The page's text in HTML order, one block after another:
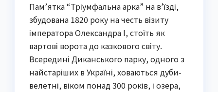
Пам’ятка “Тріумфальна арка” на в’їзді,
збудована 1820 року на честь візиту
імператора Олександра I, стоїть як
вартові ворота до казкового світу.
Всередині Диканського парку, одного з
найстаріших в Україні, ховаються дуби-
велетні, віком понад 300 років, і озера,